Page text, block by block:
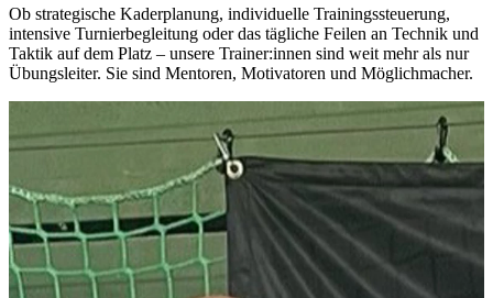
Ob strategische Kaderplanung, individuelle Trainingssteuerung,
intensive Turnierbegleitung oder das tägliche Feilen an Technik und
Taktik auf dem Platz – unsere Trainer:innen sind weit mehr als nur
Übungsleiter. Sie sind Mentoren, Motivatoren und Möglichmacher.